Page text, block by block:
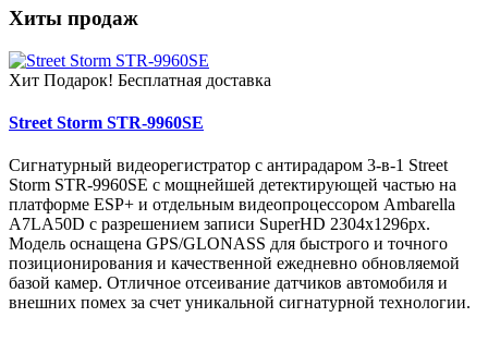
Хиты продаж
Хит Подарок! Бесплатная доставка
Street Storm STR-9960SE
Сигнатурный видеорегистратор с антирадаром 3-в-1 Street
Storm STR-9960SE с мощнейшей детектирующей частью на
платформе ESP+ и отдельным видеопроцессором Ambarella
A7LA50D c разрешением записи SuperHD 2304х1296px.
Модель оснащена GPS/GLONASS для быстрого и точного
позиционирования и качественной ежедневно обновляемой
базой камер. Отличное отсеивание датчиков автомобиля и
внешних помех за счет уникальной сигнатурной технологии.